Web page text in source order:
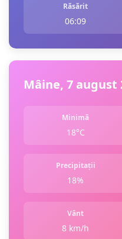
Răsărit
06:09
Mâine, 7 august
Minimă
18°C
Precipitații
18%
Vânt
8 km/h